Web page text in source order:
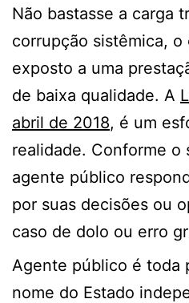
Não bastasse a carga
corrupção sistêmica,
exposto a uma
de baixa qualidade. A
abril de 2018, é um
realidade. Conforme o
agente público
por suas decisões ou
caso de dolo ou erro
Agente público é toda
nome do Estado